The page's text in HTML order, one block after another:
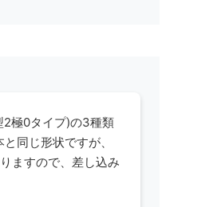
2極0タイプ)の3種類
同じ形状ですが、
ますので、差し込み